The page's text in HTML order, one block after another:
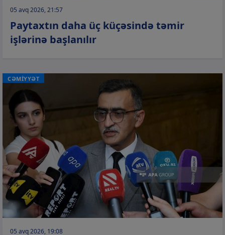
05 avq 2026, 21:57
Paytaxtın daha üç küçəsində təmir
işlərinə başlanılır
CƏMİYYƏT
05 avq 2026, 19:08